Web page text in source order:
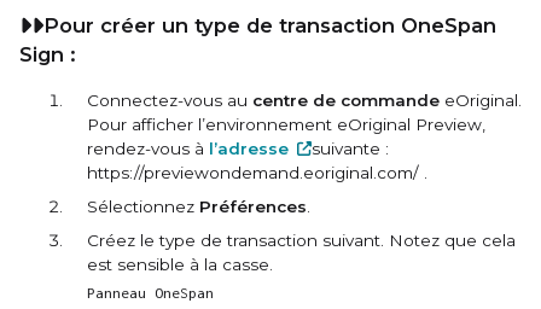
Pour créer un type de transaction OneSpan
Sign :
Connectez-vous au centre de commande eOriginal
Pour afficher l’environnement eOriginal Preview,
rendez-vous à l’adresse
suivante :
https://previewondemand.eoriginal.com/ .
Sélectionnez Préférences
Créez le type de transaction suivant. Notez que cela
est sensible à la casse.
Panneau OneSpan